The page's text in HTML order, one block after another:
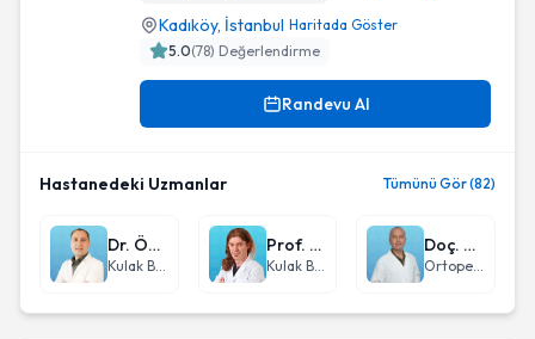
Kadıköy, İstanbul Haritada Göster
5.0(78) Değerlendirme
Randevu Al
Hastanedeki Uzmanlar Tümünü Gör (82)
Dr. Öğr. Üyesi Hilmi Cem Kaya
Kulak Burun Boğaz hastalıkları - KBB
Prof. Dr. Hüseyin Seven
Kulak Burun Boğaz hastalıkları - KBB
Doç. Dr. Mustafa Şahin
Ortopedi ve Travmatoloji